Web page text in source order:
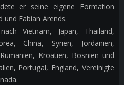
er seine eigene Formation
und Fabian Arends.
Vietnam, Japan, Thailand,
China, Syrien, Jordanien,
Kroatien, Bosnien und
Portugal, England, Vereinigte